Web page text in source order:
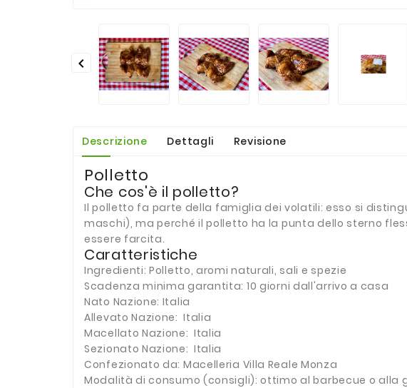

Descrizione Dettagli Revisione
Polletto
Che cos'è il polletto?
Il polletto fa parte della famiglia dei volatili: esso si
maschi), ma perché il polletto ha la punta dello sterno
essere farcita.
Caratteristiche
Ingredienti: Polletto, aromi naturali, sali e spezie
Scadenza minima garantita: 10 giorni dall'arrivo a casa
Nato Nazione: Italia
Allevato Nazione: Italia
Macellato Nazione: Italia
Sezionato Nazione: Italia
Confezionato da: Macelleria Villa Reale Monza
Modalità di consumo (consigli): ottimo al barbecue o alla